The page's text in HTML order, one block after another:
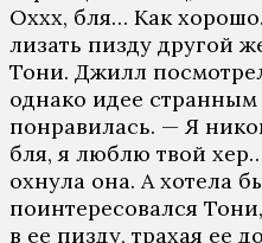
Оххх, бля… Как
лизать пизду другой
Тони. Джилл
однако идее
понравилась. — Я
бля, я люблю твой
охнула она. А хотела
поинтересовался
в ее пизду, трахая ее